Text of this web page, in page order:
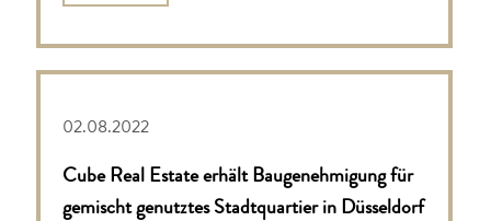
02.08.2022
Cube Real Estate erhält Baugenehmigung für
gemischt genutztes Stadtquartier in Düsseldorf